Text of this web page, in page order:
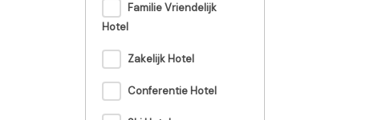
Familie Vriendelijk
Hotel
Zakelijk Hotel
Conferentie Hotel